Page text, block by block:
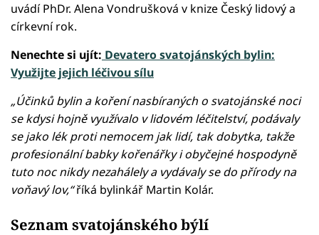
uvádí PhDr. Alena Vondrušková v knize Český lidový a
církevní rok.
Nenechte si ujít: Devatero svatojánských bylin:
Využijte jejich léčivou sílu
„Účinků bylin a koření nasbíraných o svatojánské noci
se kdysi hojně využívalo v lidovém léčitelství, podávaly
se jako lék proti nemocem jak lidí, tak dobytka, takže
profesionální babky kořenářky i obyčejné hospodyně
tuto noc nikdy nezahálely a vydávaly se do přírody na
voňavý lov,“říká bylinkář Martin Kolár.
Seznam svatojánského býlí